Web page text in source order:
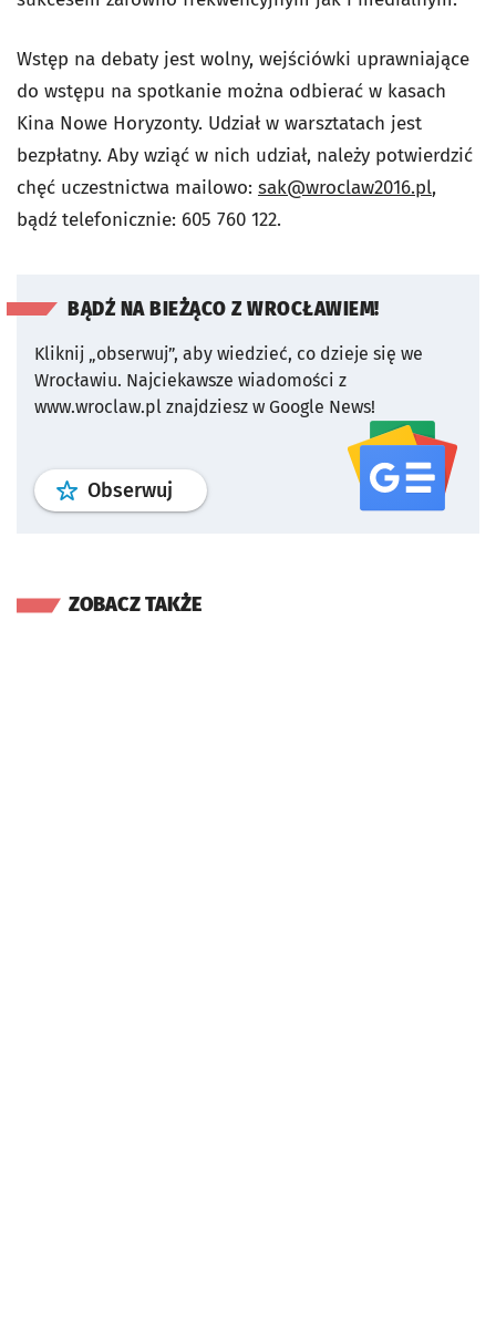
Wstęp na debaty jest wolny, wejściówki uprawniające
do wstępu na spotkanie można odbierać w kasach
Kina Nowe Horyzonty. Udział w warsztatach jest
bezpłatny. Aby wziąć w nich udział, należy potwierdzić
chęć uczestnictwa mailowo: sak@wroclaw2016.pl,
bądź telefonicznie: 605 760 122.
BĄDŹ NA BIEŻĄCO Z WROCŁAWIEM!
Kliknij „obserwuj”, aby wiedzieć, co dzieje się we
Wrocławiu. Najciekawsze wiadomości z
www.wroclaw.pl znajdziesz w Google News!
Obserwuj profil serwisu
ZOBACZ TAKŻE